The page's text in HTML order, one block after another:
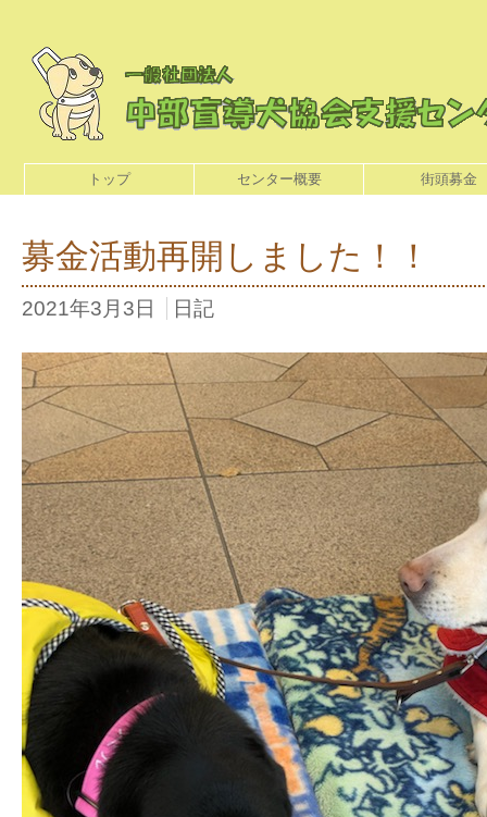
トップ センター概要 街頭募金
募金活動再開しました！！
2021年3月3日 日記